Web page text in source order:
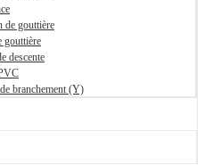
de gouttière
gouttière
descente
branchement (Y)